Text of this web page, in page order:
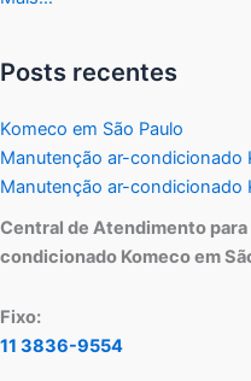
Posts recentes
Komeco em São Paulo
Manutenção ar-condicionado
Manutenção ar-condicionado
Central de Atendimento
condicionado Komeco em
Fixo:
11 3836-9554